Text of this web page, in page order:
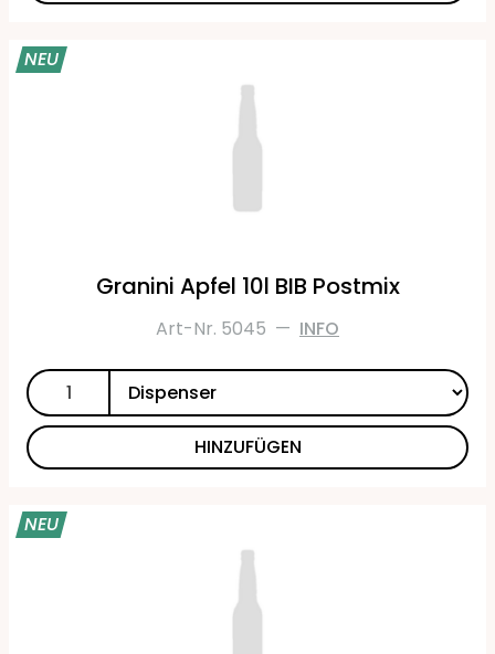
NEU
Granini Apfel 10l BIB Postmix
Art-Nr. 5045 — INFO
HINZUFÜGEN
NEU